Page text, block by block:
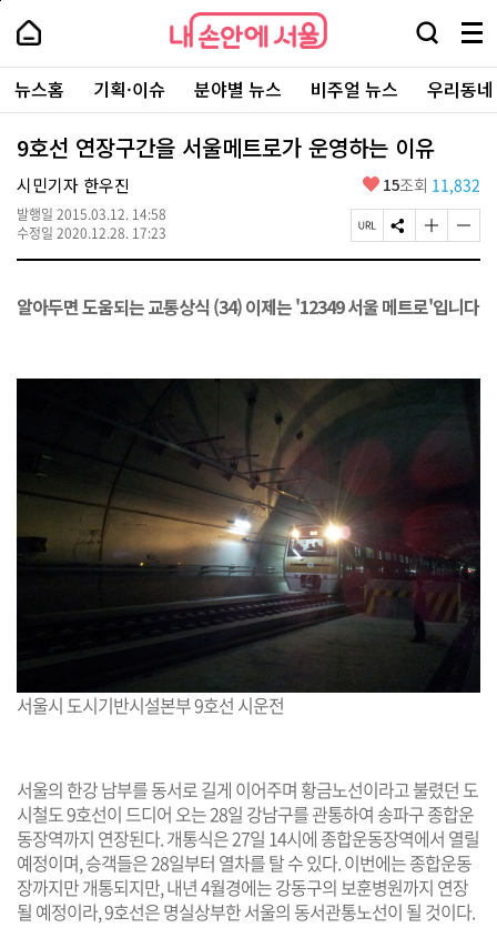
본
로
가
내
손
안
에
서
울
-
서
울
시
대
표
소
포
털
내
손
에
울
검
창
열
기
메
뉴
전
체
보
주
요
서
뉴스홈 기획·이슈 분야별 뉴스 비주얼 뉴스 우리동
9호선 연장구간을 서울메트로가 운영하는 이유
시민기자 한우진
발행일 2015.03.12. 14:58
수정일 2020.12.28. 17:23
좋
요
15조회 11,832
페
이
R
S
N
유
글
자
크
하
글
자
작
하
알아두면 도움되는 교통상식 (34) 이제는 '12349 서울 메트로'입니다
서울시 도시기반시설본부 9호선 시운전
서울의 한강 남부를 동서로 길게 이어주며 황금노선이라고 불렸던 도
시철도 9호선이 드디어 오는 28일 강남구를 관통하여 송파구 종합운
동장역까지 연장된다. 개통식은 27일 14시에 종합운동장역에서 열릴
예정이며, 승객들은 28일부터 열차를 탈 수 있다. 이번에는 종합운동
장까지만 개통되지만, 내년 4월경에는 강동구의 보훈병원까지 연장
될 예정이라, 9호선은 명실상부한 서울의 동서관통노선이 될 것이다.
페
상
단
로